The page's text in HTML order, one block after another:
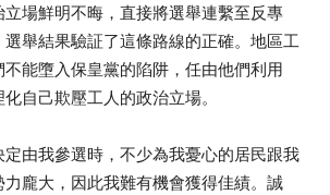
場鮮明不晦，直接將選舉連繫至反專
舉結果驗証了這條路線的正確。地區工
能墮入保皇黨的陷阱，任由他們利用
化自己欺壓工人的政治立場。
由我參選時，不少為我憂心的居民跟我
龐大，因此我難有機會獲得佳績。誠